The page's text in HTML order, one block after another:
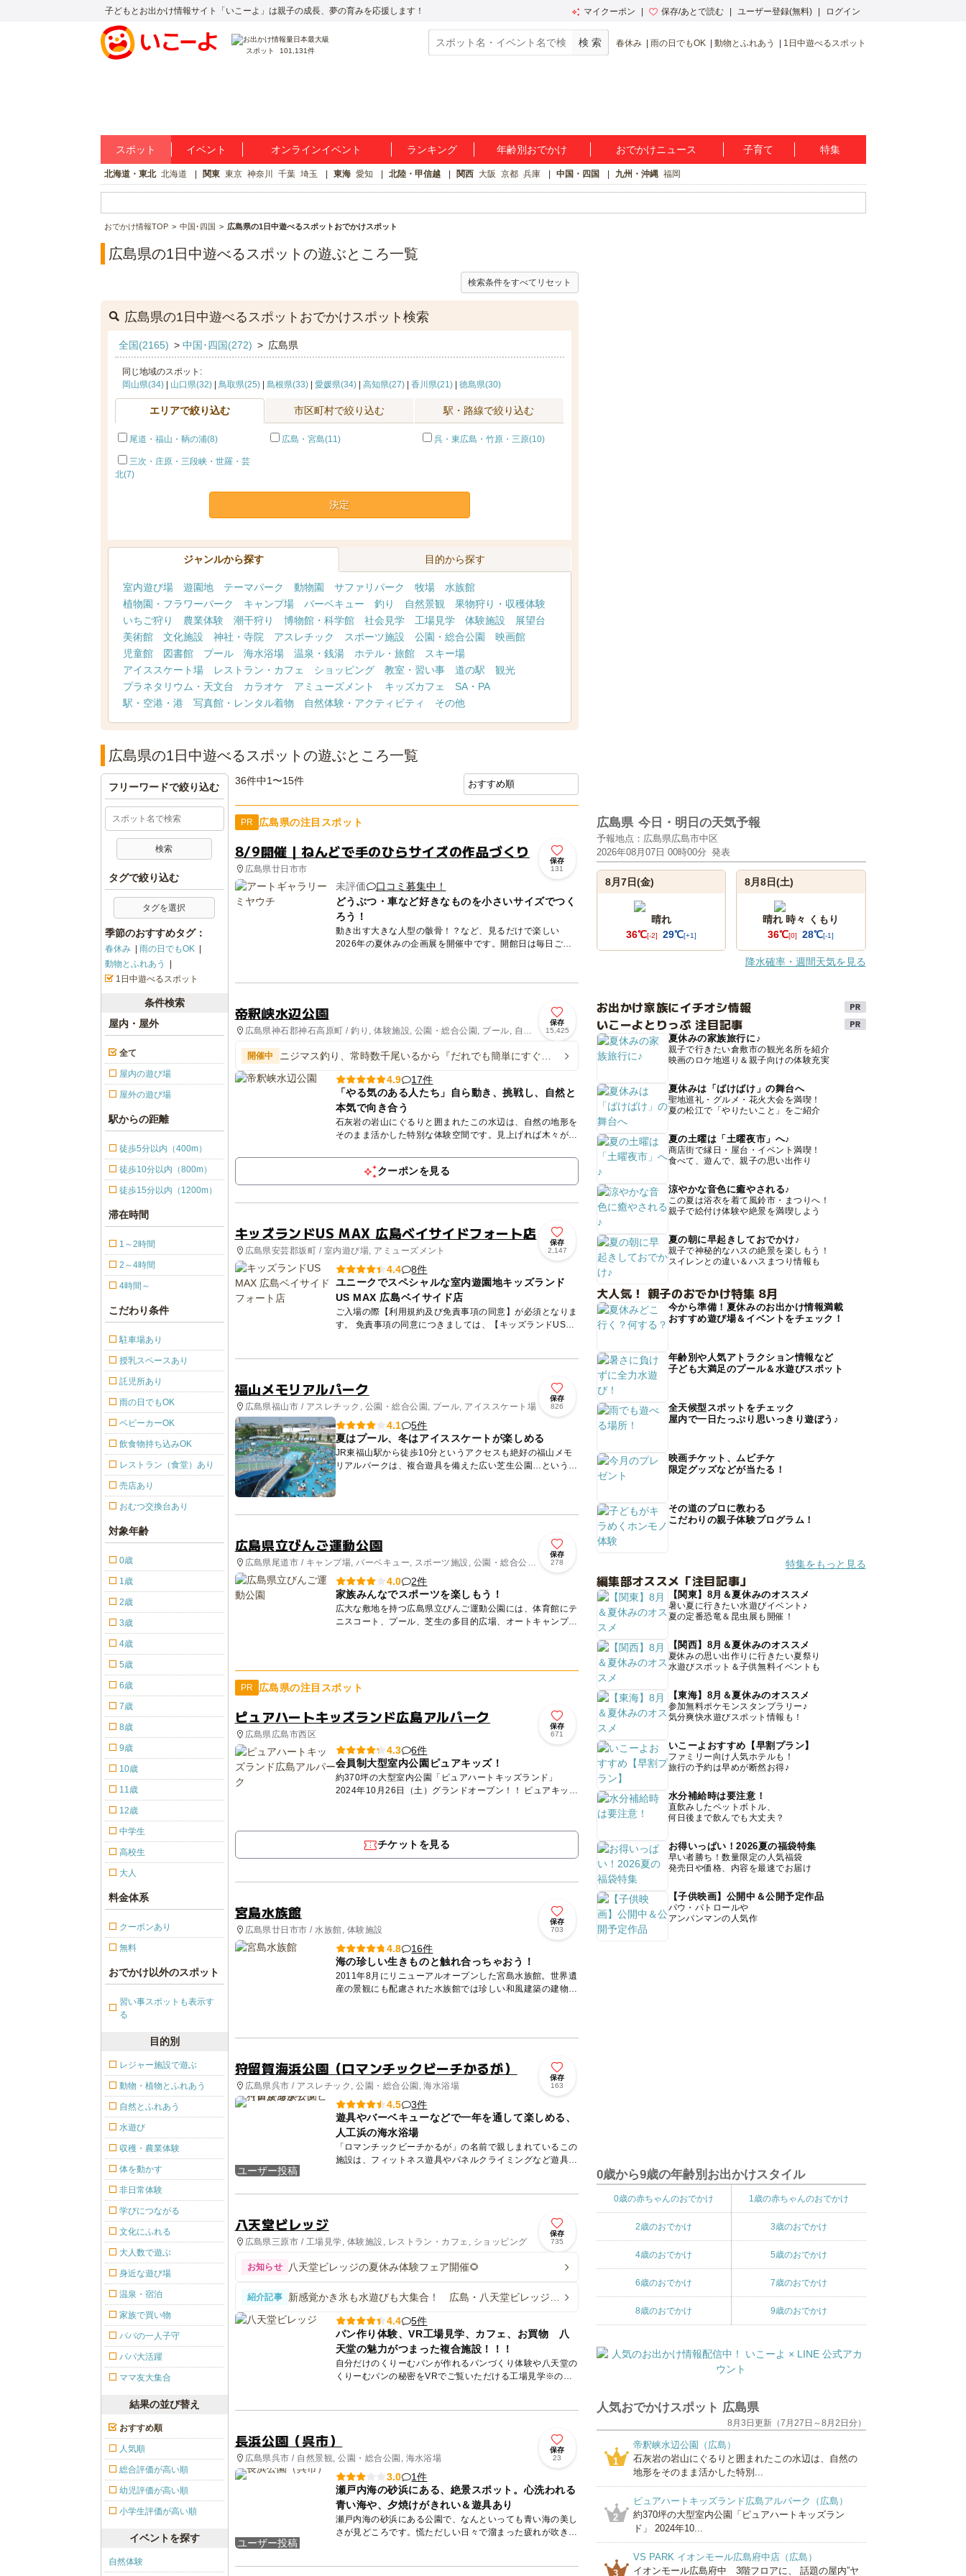
子どもとお出かけ情報サイト「いこーよ」は親子の成長、夢の育みを応援します！ マイクーポン 保存/あとで読む ユーザー登録(無料) ログイン
スポット 101,131件
春休み 雨の日でもOK 動物とふれあう 1日中遊べるスポット
スポット イベント オンラインイベント ランキング 年齢別おでかけ おでかけニュース 子育て 特集
北海道・東北 北海道 関東 東京 神奈川 千葉 埼玉 東海 愛知 北陸・甲信越 関西 大阪 京都 兵庫 中国・四国 九州・沖縄 福岡
おでかけ情報TOP 中国･四国 広島県の1日中遊べるスポットおでかけスポット
広島県の1日中遊べるスポットの遊ぶところ一覧
検索条件をすべてリセット
広島県の1日中遊べるスポットおでかけスポット検索
全国(2165) > 中国･四国(272) > 広島県
同じ地域のスポット:
岡山県(34)| 山口県(32)| 鳥取県(25)| 島根県(33)| 愛媛県(34)| 高知県(27)| 香川県(21)| 徳島県(30)
エリアで絞り込む 市区町村で絞り込む 駅・路線で絞り込む
尾道・福山・鞆の浦(8) 広島・宮島(11) 呉・東広島・竹原・三原(10)
三次・庄原・三段峡・世羅・芸
北(7)
決定
ジャンルから探す 目的から探す
室内遊び場 遊園地 テーマパーク 動物園 サファリパーク 牧場
水族館
植物園・フラワーパーク
キャンプ場 バーベキュー 釣り 自然景観
果物狩り・収穫体験
いちご狩り
農業体験 潮干狩り 博物館・科学館 社会見学 工場見学 体験施設
展望台
美術館
文化施設 神社・寺院 アスレチック スポーツ施設 公園・総合公園
映画館
児童館
図書館 プール 海水浴場 温泉・銭湯 ホテル・旅館
スキー場
アイススケート場
レストラン・カフェ ショッピング 教室・習い事 道の駅
観光
プラネタリウム・天文台
カラオケ アミューズメント キッズカフェ
SA・PA
駅・空港・港
写真館・レンタル着物 自然体験・アクティビティ その他
広島県の1日中遊べるスポットの遊ぶところ一覧
36件中1〜15件
PR 広島県の注目スポット
8/9開催｜ねんどで手のひらサイズの作品づくり
広島県廿日市市
保存
131
未評価
口コミ募集中！
どうぶつ・車など好きなものを小さいサイズでつく
ろう！
動き出す大きな人型の骸骨！？など、見るだけで楽しい
2026年の夏休みの企画展を開催中です。開館日は毎日ご利
帝釈峡水辺公園
広島県神石郡神石高原町 / 釣り, 体験施設, 公園・総合公園, プール, 自然
保存
15,425
開催中
ニジマス釣り、常時数千尾いるから『だれでも簡単にすぐ釣
れる』
4.9
17件
「やる気のある人たち」自ら動き、挑戦し、自然と
本気で向き合う
石灰岩の岩山にぐるりと囲まれたこの水辺は、自然の地形を
そのまま活かした特別な体験空間です。見上げれば木々が深
吹き抜ける風...
クーポンを見る
キッズランドUS MAX 広島ベイサイドフォート店
広島県安芸郡坂町 / 室内遊び場, アミューズメント
保存
2,147
4.4
8件
ユニークでスペシャルな室内遊園地キッズランド
US MAX 広島ベイサイド店
ご入場の際【利用規約及び免責事項の同意】が必須となりま
す。 免責事項の同意につきましては、【キッズランドUS店
福山メモリアルパーク
広島県福山市 / アスレチック, 公園・総合公園, プール, アイススケート場
保存
826
4.1
5件
夏はプール、冬はアイススケートが楽しめる
JR東福山駅から徒歩10分というアクセスも絶好の福山メモ
リアルパークは、複合遊具を備えた広い芝生公園…というだ
けではありません！ 園内にはゴーカートやボールプール、
47種類...
広島県立びんご運動公園
広島県尾道市 / キャンプ場, バーベキュー, スポーツ施設, 公園・総合公
園, プール
保存
278
4.0
2件
家族みんなでスポーツを楽しもう！
広大な敷地を持つ広島県立びんご運動公園には、体育館にテ
ニスコート、プール、芝生の多目的広場、オートキャンプ場
PR 広島県の注目スポット
ピュアハートキッズランド広島アルパーク
広島県広島市西区
保存
671
4.3
6件
会員制大型室内公園ピュアキッズ！
約370坪の大型室内公園「ピュアハートキッズランド」
2024年10月26日（土）グランドオープン！！ ピュアキッズ
チケットを見る
宮島水族館
広島県廿日市市 / 水族館, 体験施設
保存
703
4.8
16件
海の珍しい生きものと触れ合っちゃおう！
2011年8月にリニューアルオープンした宮島水族館。世界遺
産の景観にも配慮された水族館では珍しい和風建築の建物の
狩留賀海浜公園（ロマンチックビーチかるが）
広島県呉市 / アスレチック, 公園・総合公園, 海水浴場
保存
163
ユーザー投稿
4.5
3件
遊具やバーベキューなどで一年を通して楽しめる、
人工浜の海水浴場
「ロマンチックビーチかるが」の名前で親しまれているこの
施設は、フィットネス遊具やパネルクライミングなど遊具が
八天堂ビレッジ
広島県三原市 / 工場見学, 体験施設, レストラン・カフェ, ショッピング
保存
735
お知らせ 八天堂ビレッジの夏休み体験フェア開催🌻
紹介記事
新感覚かき氷も水遊びも大集合！ 広島・八天堂ビレッジで
4.4
5件
パン作り体験、VR工場見学、カフェ、お買物 八
天堂の魅力がつまった複合施設！！！
自分だけのくりーむパンが作れるパンづくり体験や八天堂の
くりーむパンの秘密をVRでご覧いただける工場見学※のご
長浜公園（呉市）
広島県呉市 / 自然景観, 公園・総合公園, 海水浴場
保存
23
ユーザー投稿
3.0
1件
瀬戸内海の砂浜にある、絶景スポット。心洗われる
青い海や、夕焼けがきれい＆遊具あり
瀬戸内海の砂浜にある公園で、なんといっても青い海の美し
さが見どころです。慌ただしい日々で溜まった疲れが吹き飛
フリーワードで絞り込む
タグで絞り込む
タグを選択
季節のおすすめタグ：
春休み
雨の日でもOK
動物とふれあう
1日中遊べるスポット
条件検索
屋内・屋外
全て
屋内の遊び場
屋外の遊び場
駅からの距離
徒歩5分以内（400m）
徒歩10分以内（800m）
徒歩15分以内（1200m）
滞在時間
1～2時間
2～4時間
4時間～
こだわり条件
駐車場あり
授乳スペースあり
託児所あり
雨の日でもOK
ベビーカーOK
飲食物持ち込みOK
レストラン（食堂）あり
売店あり
おむつ交換台あり
対象年齢
0歳
1歳
2歳
3歳
4歳
5歳
6歳
7歳
8歳
9歳
10歳
11歳
12歳
中学生
高校生
大人
料金体系
クーポンあり
無料
おでかけ以外のスポット
習い事スポットも表示す
る
目的別
レジャー施設で遊ぶ
動物・植物とふれあう
自然とふれあう
水遊び
収穫・農業体験
体を動かす
非日常体験
学びにつながる
文化にふれる
大人数で遊ぶ
身近な遊び場
温泉・宿泊
家族で買い物
パパの一人子守
パパ大活躍
ママ友大集合
結果の並び替え
おすすめ順
人気順
総合評価が高い順
幼児評価が高い順
小学生評価が高い順
イベントを探す
自然体験
広島県 今日・明日の天気予報
予報地点：広島県広島市中区
2026年08月07日 00時00分 発表
8月7日(金)
晴れ
36℃[-2] 29℃[+1]
8月8日(土)
晴れ 時々 くもり
36℃[0] 28℃[-1]
降水確率・週間天気を見る
お出かけ家族にイチオシ情報
いこーよとりっぷ 注目記事
夏休みの家族旅行に♪
親子で行きたい倉敷市の観光名所を紹介
映画のロケ地巡り＆親子向けの体験充実
夏休みは「ばけばけ」の舞台へ
聖地巡礼・グルメ・花火大会を満喫！
夏の松江で「やりたいこと」をご紹介
夏の土曜は「土曜夜市」へ♪
商店街で縁日・屋台・イベント満喫！
食べて、遊んで、親子の思い出作り
涼やかな音色に癒やされる♪
この夏は浴衣を着て風鈴市・まつりへ！
親子で絵付け体験や絶景を満喫しよう
夏の朝に早起きしておでかけ♪
親子で神秘的なハスの絶景を楽しもう！
スイレンとの違い＆ハスまつり情報も
大人気！ 親子のおでかけ特集 8月
今から準備！夏休みのお出かけ情報満載
おすすめ遊び場＆イベントをチェック！
年齢別や人気アトラクション情報など
子ども大満足のプール＆水遊びスポット
全天候型スポットをチェック
屋内で一日たっぷり思いっきり遊ぼう♪
映画チケット、ムビチケ
限定グッズなどが当たる！
その道のプロに教わる
こだわりの親子体験プログラム！
特集をもっと見る
編集部オススメ「注目記事」
【関東】8月＆夏休みのオススメ
暑い夏に行きたい水遊びイベント♪
夏の定番恐竜＆昆虫展も開催！
【関西】8月＆夏休みのオススメ
夏休みの思い出作りに行きたい夏祭り
水遊びスポット＆子供無料イベントも
【東海】8月＆夏休みのオススメ
参加無料ポケモンスタンプラリー♪
気分爽快水遊びスポット情報も！
いこーよおすすめ【早割プラン】
ファミリー向け人気ホテルも！
旅行の予約は早めが断然お得♪
水分補給時は要注意！
直飲みしたペットボトル、
何日後まで飲んでも大丈夫？
お得いっぱい！2026夏の福袋特集
早い者勝ち！数量限定の人気福袋
発売日や価格、内容を最速でお届け
【子供映画】公開中＆公開予定作品
パウ・パトロールや
アンパンマンの人気作
0歳から9歳の年齢別お出かけスタイル
0歳の赤ちゃんのおでかけ 1歳の赤ちゃんのおでかけ
2歳のおでかけ 3歳のおでかけ
4歳のおでかけ 5歳のおでかけ
6歳のおでかけ 7歳のおでかけ
8歳のおでかけ 9歳のおでかけ
人気おでかけスポット 広島県
8月3日更新（7月27日～8月2日分）
1
帝釈峡水辺公園（広島）
石灰岩の岩山にぐるりと囲まれたこの水辺は、自然の
地形をそのまま活かした特別...
2
ピュアハートキッズランド広島アルパーク（広島）
約370坪の大型室内公園「ピュアハートキッズラン
ド」 2024年10...
3
VS PARK イオンモール広島府中店（広島）
イオンモール広島府中 3階フロアに、 話題の屋内”ヤ